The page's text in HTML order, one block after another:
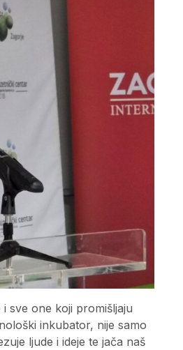
sve one koji promišljaju
inkubator, nije samo
ljude i ideje te jača naš